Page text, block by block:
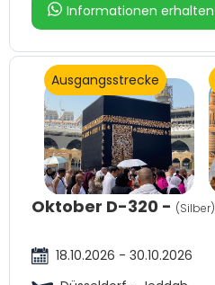
Informationen erhalten
Ausgangsstrecke
Oktober D-320 - (Silber)
18.10.2026 - 30.10.2026